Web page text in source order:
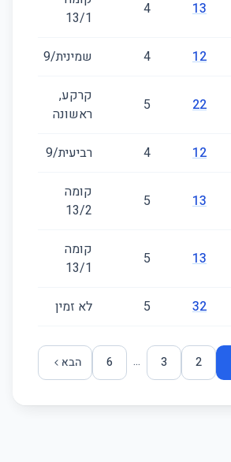
13
4
‎1‏/13
12
4 שמינית/9
22
5
קרקע,
ראשונה
12
4 רביעית/9
13
5
קומה
‎2‏/13
13
5
קומה
‎1‏/13
32
5 לא זמין
2
3
...
6 הבא